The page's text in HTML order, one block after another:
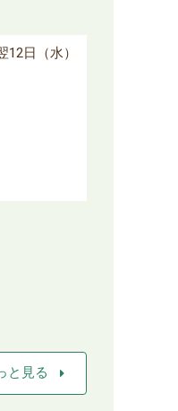
日（水）
と見る arrow_right